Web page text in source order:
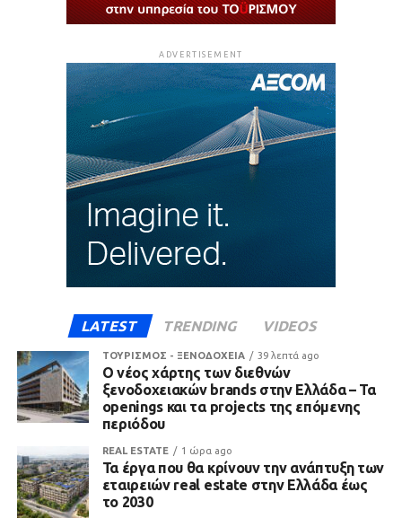
ADVERTISEMENT
LATEST TRENDING VIDEOS
ΤΟΥΡΙΣΜΟΣ - ΞΕΝΟΔΟΧΕΙΑ 39 λεπτά ago
Ο νέος χάρτης των διεθνών
ξενοδοχειακών brands στην Ελλάδα – Τα
openings και τα projects της επόμενης
περιόδου
REAL ESTATE 1 ώρα ago
Τα έργα που θα κρίνουν την ανάπτυξη των
εταιρειών real estate στην Ελλάδα έως
το 2030